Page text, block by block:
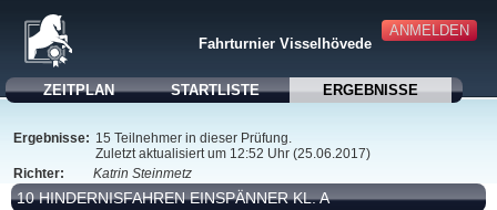
ANMELDEN
Fahrturnier Visselhövede
ZEITPLAN STARTLISTE ERGEBNISSE
Ergebnisse: 15 Teilnehmer in dieser Prüfung.
Zuletzt aktualisiert um 12:52 Uhr (25.06.2017)
Richter:
Katrin Steinmetz
10 HINDERNISFAHREN EINSPÄNNER KL. A